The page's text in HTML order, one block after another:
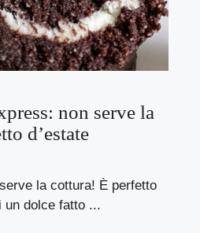
non serve la
d’estate
la cottura! È perfetto
un dolce fatto ...